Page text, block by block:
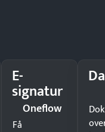
E-
signatur
Oneflow
Få